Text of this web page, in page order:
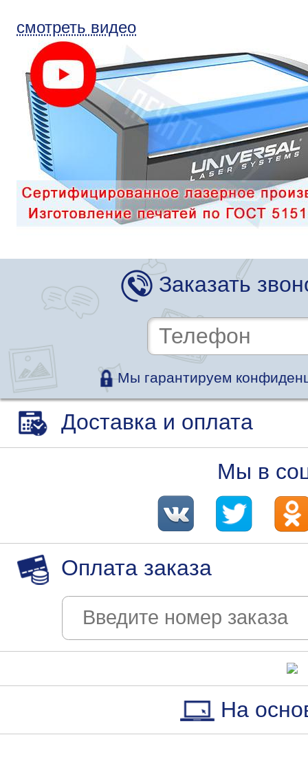
смотреть видео
Заказать
Мы гарантируем
Доставка и оплата
Мы в
Оплата заказа
На